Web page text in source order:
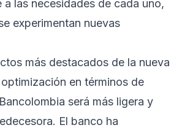
a las necesidades de cada uno,
experimentan nuevas
más destacados de la nueva
en términos de
será más ligera y
El banco ha